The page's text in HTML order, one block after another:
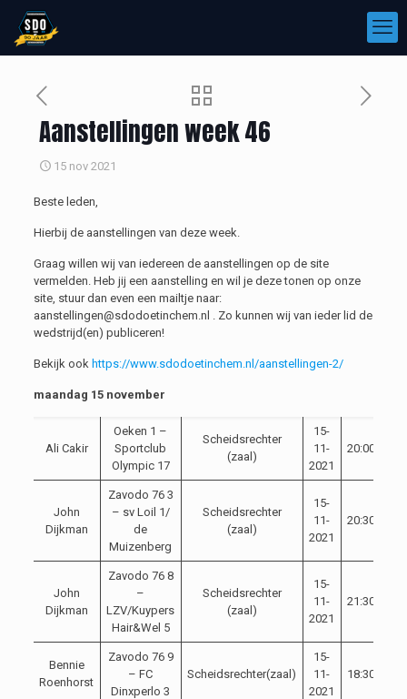
Aanstellingen week 46
15 nov 2021
Beste leden,
Hierbij de aanstellingen van deze week.
Graag willen wij van iedereen de aanstellingen op de site
vermelden. Heb jij een aanstelling en wil je deze tonen op onze
site, stuur dan even een mailtje naar:
aanstellingen@sdodoetinchem.nl . Zo kunnen wij van ieder lid de
wedstrijd(en) publiceren!
Bekijk ook https://www.sdodoetinchem.nl/aanstellingen-2/
maandag 15 november
Ali Cakir
Oeken 1 –
Sportclub
Olympic 17
Scheidsrechter
(zaal)
15-
11-
2021
20:00
John
Dijkman
Zavodo 76 3
– sv Loil 1/
de
Muizenberg
Scheidsrechter
(zaal)
15-
11-
2021
20:30
John
Dijkman
Zavodo 76 8
–
LZV/Kuypers
Hair&Wel 5
Scheidsrechter
(zaal)
15-
11-
2021
21:30
Bennie
Roenhorst
Zavodo 76 9
– FC
Dinxperlo 3
Scheidsrechter(zaal)
15-
11-
2021
18:30